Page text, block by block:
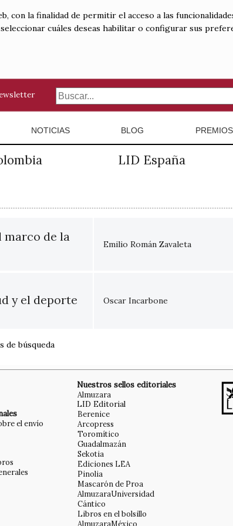
la finalidad de permitir el acceso a las
cuáles deseas habilitar o configurar sus
NOTICIAS BLOG PREMIOS
LID España
marco de la
Emilio Román Zavaleta
y el deporte Oscar Incarbone
de búsqueda
el envío
Nuestros sellos editoriales
Almuzara
LID Editorial
Berenice
Arcopress
Toromítico
Guadalmazán
Sekotia
Ediciones LEA
Pinolia
Mascarón de Proa
AlmuzaraUniversidad
Cántico
Libros en el bolsillo
AlmuzaraMéxico